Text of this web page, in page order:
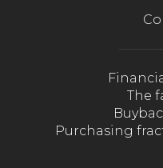
The
Purchasing